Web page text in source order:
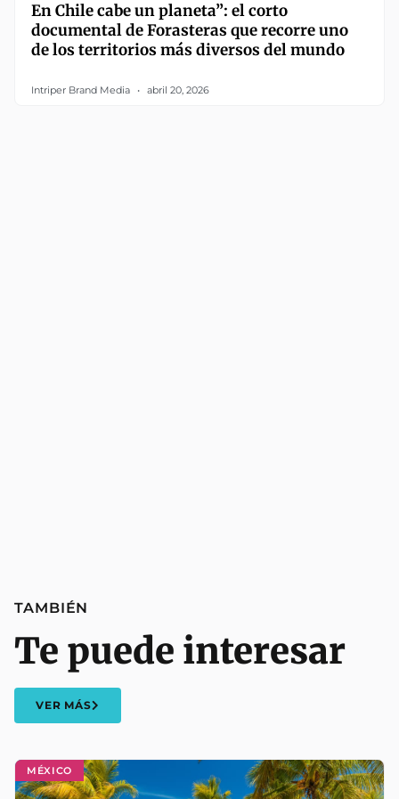
En Chile cabe un planeta”: el corto
documental de Forasteras que recorre uno
de los territorios más diversos del mundo
Intriper Brand Media abril 20, 2026
MÉXICO
TAMBIÉN
Te puede interesar
VER MÁS